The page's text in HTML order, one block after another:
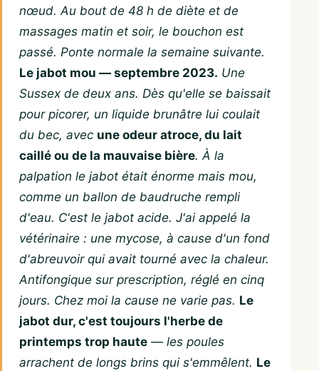
nœud. Au bout de 48 h de diète et de
massages matin et soir, le bouchon est
passé. Ponte normale la semaine suivante.
Le jabot mou — septembre 2023. Une
Sussex de deux ans. Dès qu'elle se baissait
pour picorer, un liquide brunâtre lui coulait
du bec, avec une odeur atroce, du lait
caillé ou de la mauvaise bière. À la
palpation le jabot était énorme mais mou,
comme un ballon de baudruche rempli
d'eau. C'est le jabot acide. J'ai appelé la
vétérinaire : une mycose, à cause d'un fond
d'abreuvoir qui avait tourné avec la chaleur.
Antifongique sur prescription, réglé en cinq
jours. Chez moi la cause ne varie pas. Le
jabot dur, c'est toujours l'herbe de
printemps trop haute — les poules
arrachent de longs brins qui s'emmêlent. Le